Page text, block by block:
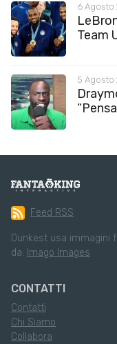
6 Agosto
Team
5 Agosto
Feed RSS
Dunkest usa immagini
da: Imago Images
CONTATTI
Contatti
Chi Siamo
Collabora